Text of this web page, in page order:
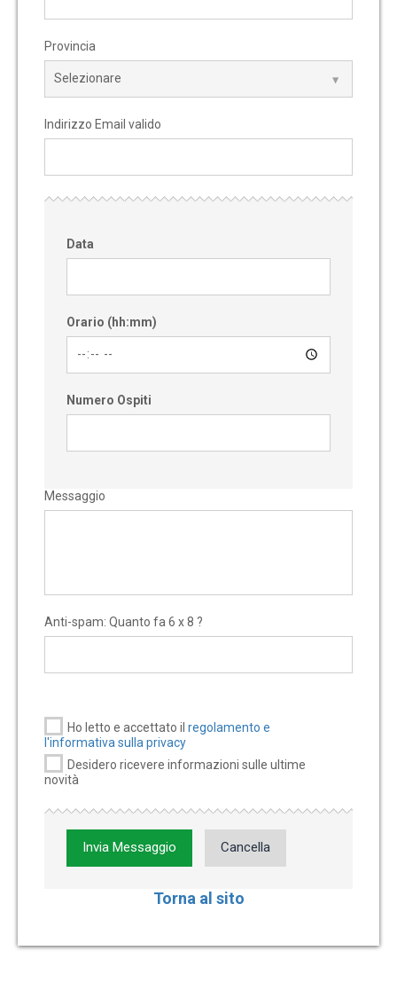
Provincia
Indirizzo Email valido
Data
Orario (hh:mm)
Numero Ospiti
Messaggio
Anti-spam: Quanto fa 6 x 8 ?
Ho letto e accettato il regolamento e
l'informativa sulla privacy
Desidero ricevere informazioni sulle ultime
novità
Invia Messaggio Cancella
Torna al sito